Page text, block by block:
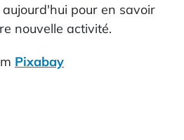
aujourd'hui pour en savoir
nouvelle activité.
Pixabay